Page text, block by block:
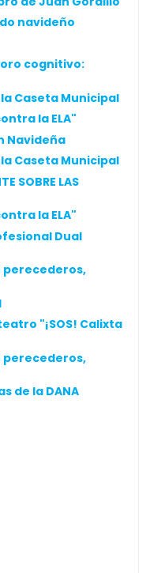
navideño
cognitivo:
Caseta Municipal
la ELA"
Navideña
Caseta Municipal
SOBRE LAS
la ELA"
Dual
perecederos,
"¡SOS! Calixta
perecederos,
de la DANA